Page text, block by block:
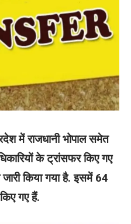
में राजधानी भोपाल समेत
के ट्रांसफर किए गए
किया गया है. इसमें 64
गए हैं.